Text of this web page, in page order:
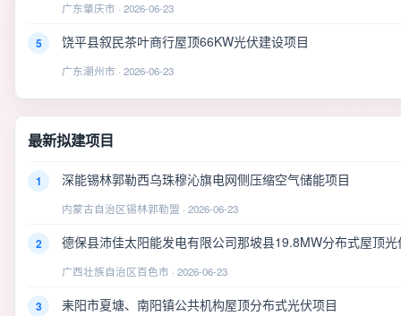
广东肇庆市 · 2026-06-23
5 饶平县叙民茶叶商行屋顶66KW光伏建设项目
广东潮州市 · 2026-06-23
最新拟建项目
1 深能锡林郭勒西乌珠穆沁旗电网侧压缩空气储能项目
内蒙古自治区锡林郭勒盟 · 2026-06-23
2 德保县沛佳太阳能发电有限公司那坡县19.8MW分布式屋顶
广西壮族自治区百色市 · 2026-06-23
3 耒阳市夏塘、南阳镇公共机构屋顶分布式光伏项目